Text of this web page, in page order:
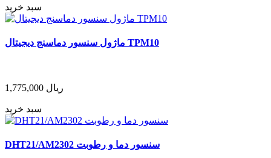
سبد خرید
ماژول سنسور دماسنج دیجیتال TPM10
1,775,000 ریال
سبد خرید
DHT21/AM2302 سنسور دما و رطوبت